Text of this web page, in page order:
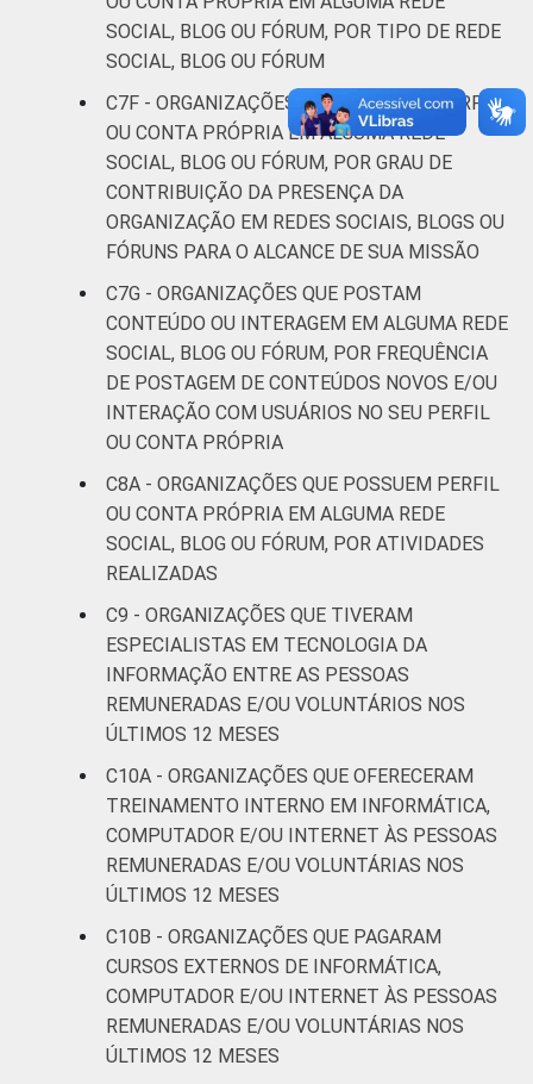
SOCIAL, BLOG OU FÓRUM, POR TIPO DE REDE
SOCIAL, BLOG OU FÓRUM
C7F - ORGANIZAÇÕES QUE POSSUEM PERFIL
OU CONTA PRÓPRIA EM ALGUMA REDE
SOCIAL, BLOG OU FÓRUM, POR GRAU DE
CONTRIBUIÇÃO DA PRESENÇA DA
ORGANIZAÇÃO EM REDES SOCIAIS, BLOGS OU
FÓRUNS PARA O ALCANCE DE SUA MISSÃO
C7G - ORGANIZAÇÕES QUE POSTAM
CONTEÚDO OU INTERAGEM EM ALGUMA REDE
SOCIAL, BLOG OU FÓRUM, POR FREQUÊNCIA
DE POSTAGEM DE CONTEÚDOS NOVOS E/OU
INTERAÇÃO COM USUÁRIOS NO SEU PERFIL
OU CONTA PRÓPRIA
C8A - ORGANIZAÇÕES QUE POSSUEM PERFIL
OU CONTA PRÓPRIA EM ALGUMA REDE
SOCIAL, BLOG OU FÓRUM, POR ATIVIDADES
REALIZADAS
C9 - ORGANIZAÇÕES QUE TIVERAM
ESPECIALISTAS EM TECNOLOGIA DA
INFORMAÇÃO ENTRE AS PESSOAS
REMUNERADAS E/OU VOLUNTÁRIOS NOS
ÚLTIMOS 12 MESES
C10A - ORGANIZAÇÕES QUE OFERECERAM
TREINAMENTO INTERNO EM INFORMÁTICA,
COMPUTADOR E/OU INTERNET ÀS PESSOAS
REMUNERADAS E/OU VOLUNTÁRIAS NOS
ÚLTIMOS 12 MESES
C10B - ORGANIZAÇÕES QUE PAGARAM
CURSOS EXTERNOS DE INFORMÁTICA,
COMPUTADOR E/OU INTERNET ÀS PESSOAS
REMUNERADAS E/OU VOLUNTÁRIAS NOS
ÚLTIMOS 12 MESES